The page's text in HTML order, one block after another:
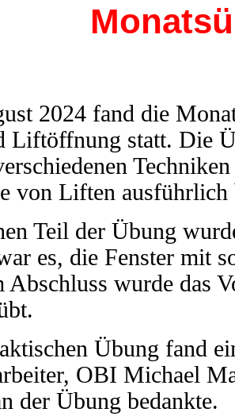
2024 fand die
Liftöffnung statt. Die
von Liften ausführlich
Teil der Übung
es, die Fenster mit
Abschluss wurde das
Übung fand
OBI Michael
der Übung bedankte.